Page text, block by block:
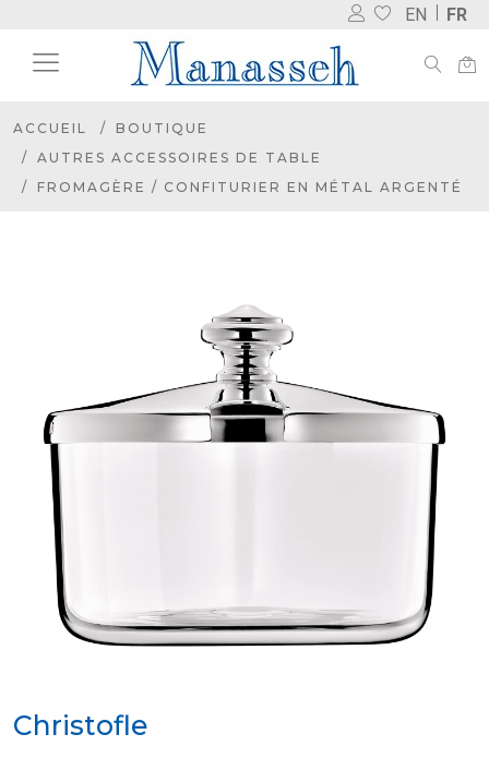
EN FR
ACCUEIL
BOUTIQUE
AUTRES ACCESSOIRES DE TABLE
FROMAGÈRE / CONFITURIER EN MÉTAL ARGENTÉ
Christofle